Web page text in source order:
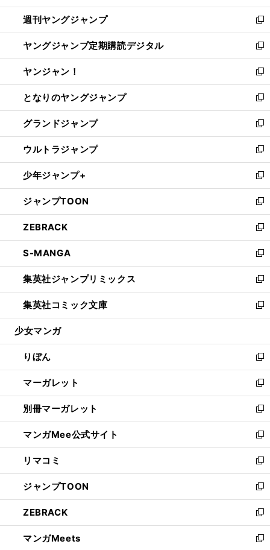
開
く
ウ
で
開
く
ン
ド
ウ
で
開
く
ウ
ィ
ン
ド
ウ
で
開
く
週刊ヤングジャンプ
新
し
い
ウ
ィ
ン
ド
ウ
で
開
く
ヤングジャンプ定期購読デジタル
新
し
い
ウ
ィ
ン
ド
ウ
で
開
く
ヤンジャン！
新
し
い
ウ
ィ
ン
ド
ウ
で
開
く
となりのヤングジャンプ
新
し
い
ウ
ィ
ン
ド
ウ
で
開
く
グランドジャンプ
新
し
い
ウ
ィ
ン
ド
ウ
で
開
く
ウルトラジャンプ
新
し
い
ウ
ィ
ン
ド
ウ
で
開
く
少年ジャンプ+
新
し
い
ウ
ィ
ン
ド
ウ
で
開
く
ジャンプTOON
新
し
い
ウ
ィ
ン
ド
ウ
で
開
ZEBRACK
新
し
い
ウ
ィ
ン
ド
ウ
開
く
S-MANGA
新
し
い
ウ
ィ
ン
ウ
で
開
く
集英社ジャンプリミックス
新
し
い
ウ
ン
ド
ウ
で
開
く
集英社コミック文庫
新
し
ウ
ィ
ン
ド
ウ
で
開
く
少女マンガ
りぼん
新
し
い
ウ
ィ
ン
ド
ウ
で
開
く
マーガレット
新
し
い
ウ
ィ
ン
ド
ウ
で
開
く
別冊マーガレット
新
し
い
ウ
ィ
ン
ド
ウ
で
開
く
マンガMee公式サイト
新
し
い
ウ
ィ
ン
ド
ウ
で
リマコミ
新
し
い
ウ
ィ
ン
ド
ジャンプTOON
新
し
い
ウ
ィ
ZEBRACK
新
し
い
マンガMeets
新